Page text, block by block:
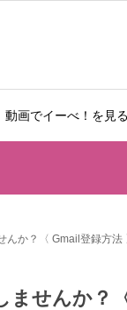
動画でイーべ！を見る
か？〈 Gmail登録方法
せんか？